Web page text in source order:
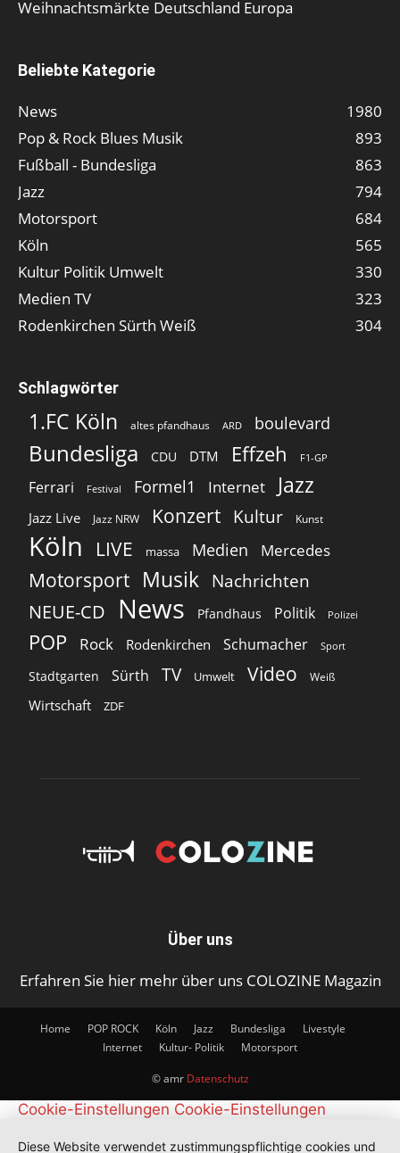
Weihnachtsmärkte Deutschland Europa
Beliebte Kategorie
News
1980
Pop & Rock Blues Musik
893
Fußball - Bundesliga
863
Jazz
794
Motorsport
684
Köln
565
Kultur Politik Umwelt
330
Medien TV
323
Rodenkirchen Sürth Weiß
304
Schlagwörter
1.FC Köln altes pfandhaus ARD boulevard
Bundesliga CDU DTM Effzeh F1-GP
Ferrari Festival Formel1 Internet Jazz
Jazz Live Jazz NRW Konzert Kultur Kunst
Köln LIVE massa Medien Mercedes
Motorsport Musik Nachrichten
NEUE-CD
News Pfandhaus Politik Polizei
POP Rock Rodenkirchen Schumacher Sport
Stadtgarten Sürth TV Umwelt Video Weiß
Wirtschaft ZDF
Über uns
Erfahren Sie hier mehr über uns COLOZINE Magazin
Home POP ROCK Köln Jazz Bundesliga
Livestyle
Internet
Kultur- Politik Motorsport
© amr Datenschutz
Cookie-Einstellungen Cookie-Einstellungen
Diese Website verwendet zustimmungspflichtige cookies und